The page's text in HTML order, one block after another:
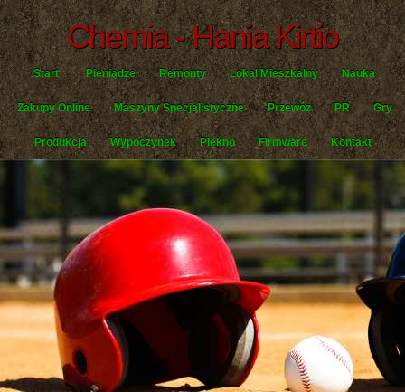
Chemia - Hania Kirtio
Start Pieniądze Remonty Lokal Mieszkalny Nauka
Zakupy Online Maszyny Specjalistyczne Przewóz PR Gry
Produkcja Wypoczynek Piękno Firmware Kontakt